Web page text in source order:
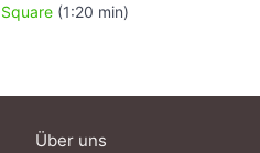
(1:20 min)
Über uns